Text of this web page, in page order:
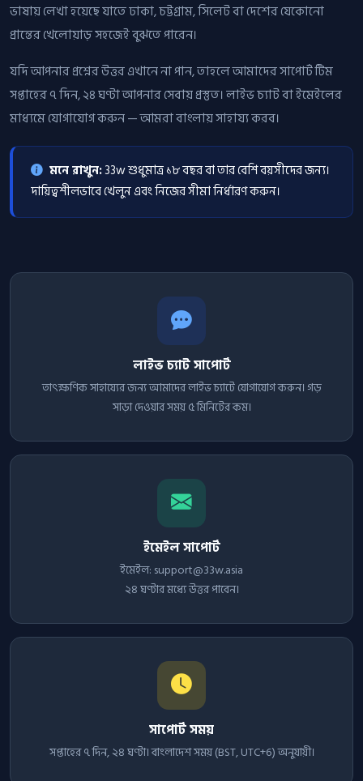
ভাষায় লেখা হয়েছে যাতে ঢাকা, চট্টগ্রাম, সিলেট বা দেশের যেকোনো
প্রান্তের খেলোয়াড় সহজেই বুঝতে পারেন।
যদি আপনার প্রশ্নের উত্তর এখানে না পান, তাহলে আমাদের সাপোর্ট টিম
সপ্তাহের ৭ দিন, ২৪ ঘণ্টা আপনার সেবায় প্রস্তুত। লাইভ চ্যাট বা ইমেইলের
মাধ্যমে যোগাযোগ করুন — আমরা বাংলায় সাহায্য করব।
মনে রাখুন:33w শুধুমাত্র ১৮ বছর বা তার বেশি বয়সীদের জন্য।
দায়িত্বশীলভাবে খেলুন এবং নিজের সীমা নির্ধারণ করুন।
লাইভ চ্যাট সাপোর্ট
তাৎক্ষণিক সাহায্যের জন্য আমাদের লাইভ চ্যাটে যোগাযোগ করুন। গড়
সাড়া দেওয়ার সময় ৫ মিনিটের কম।
ইমেইল সাপোর্ট
ইমেইল: support@33w.asia
২৪ ঘণ্টার মধ্যে উত্তর পাবেন।
সাপোর্ট সময়
সপ্তাহের ৭ দিন, ২৪ ঘণ্টা। বাংলাদেশ সময় (BST, UTC+6) অনুযায়ী।